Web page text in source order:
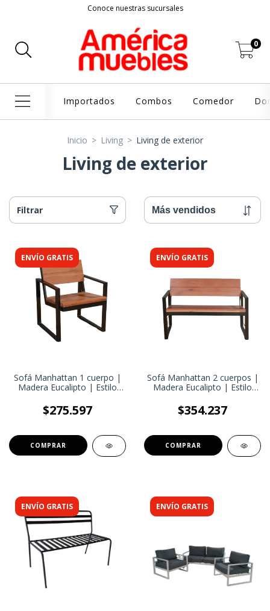
Conoce nuestras sucursales
0
Importados Combos Comedor
Inicio > Living > Living de exterior
Living de exterior
Filtrar
ENVÍO GRATIS
Sofá Manhattan 1 cuerpo |
Madera Eucalipto | Estilo
$275.597
ENVÍO GRATIS
Sofá Manhattan 2 cuerpos |
Madera Eucalipto | Estilo
$354.237
ENVÍO GRATIS ENVÍO GRATIS